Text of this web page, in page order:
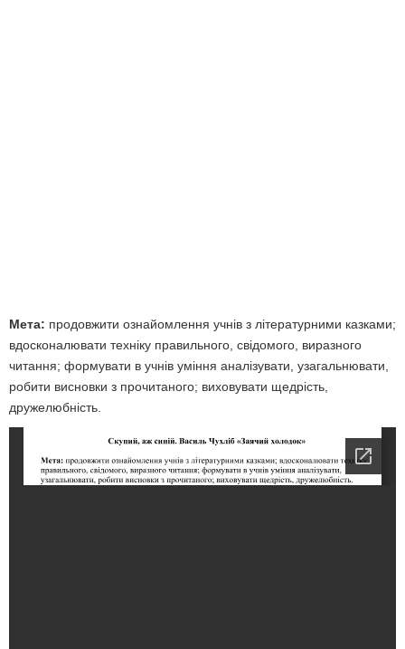
Мета: продовжити ознайомлення учнів з літературними казками;
вдосконалювати техніку правильного, свідомого, виразного
читання; формувати в учнів уміння аналізувати, узагальнювати,
робити висновки з прочитаного; виховувати щедрість,
дружелюбність.